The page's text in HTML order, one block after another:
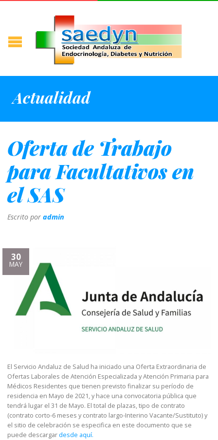
Actualidad
Oferta de Trabajo
para Facultativos en
el SAS
Escrito por admin
30
MAY
El Servicio Andaluz de Salud ha iniciado una Oferta Extraordinaria de
Ofertas Laborales de Atención Especializada y Atención Primaria para
Médicos Residentes que tienen previsto finalizar su período de
residencia en Mayo de 2021, y hace una convocatoria pública que
tendrá lugar el 31 de Mayo. El total de plazas, tipo de contrato
(contrato corto-6 meses y contrato largo-Interino Vacante/Sustituto) y
el sitio de celebración se especifica en este documento que se
puede descargardesde aquí.